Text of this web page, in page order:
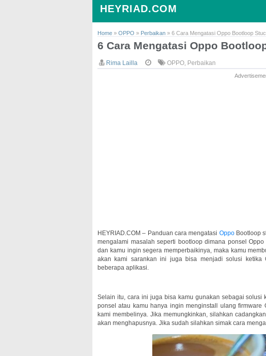
HEYRIAD.COM
Home » OPPO » Perbaikan » 6 Cara Mengatasi Oppo Bootloop
6 Cara Mengatasi Oppo
Rima Lailla OPPO, Perbaikan
HEYRIAD.COM – Panduan cara mengatasi Oppo Bootloop
mengalami masalah seperti bootloop dimana ponsel
dan kamu ingin segera memperbaikinya, maka kamu
akan kami sarankan ini juga bisa menjadi solusi ketika
beberapa aplikasi.
Selain itu, cara ini juga bisa kamu gunakan sebagai solusi
ponsel atau kamu hanya ingin menginstall ulang
kami membelinya. Jika memungkinkan, silahkan
akan menghapusnya. Jika sudah silahkan simak cara